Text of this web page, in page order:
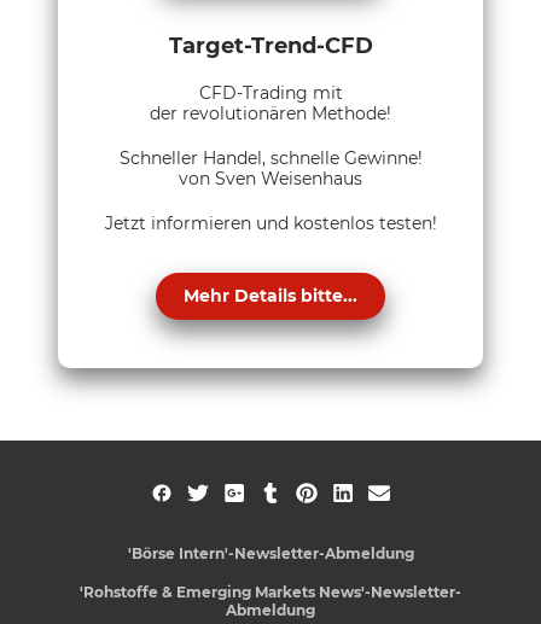
Target-Trend-CFD
CFD-Trading mit
der revolutionären Methode!
Schneller Handel, schnelle Gewinne!
von Sven Weisenhaus
Jetzt informieren und kostenlos testen!
Mehr Details bitte...
'Börse Intern'-Newsletter-Abmeldung
'Rohstoffe & Emerging Markets News'-Newsletter-
Abmeldung